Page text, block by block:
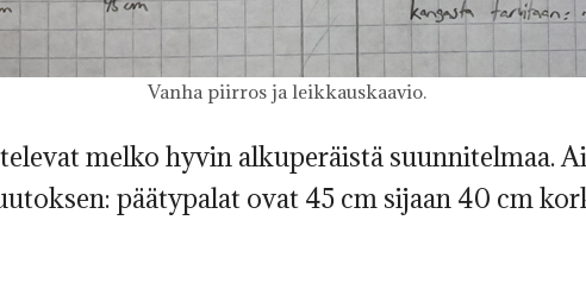
Vanha piirros ja leikkauskaavio.
melko hyvin alkuperäistä suunnitelmaa.
päätypalat ovat 45 cm sijaan 40 cm